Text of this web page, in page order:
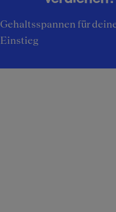
Gehaltsspannen für
Einstieg